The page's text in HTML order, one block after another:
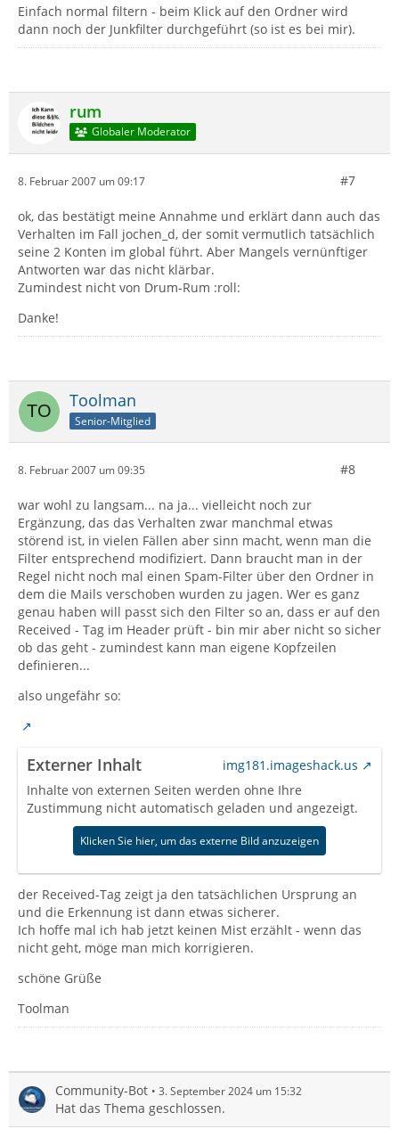
Einfach normal filtern - beim Klick auf den Ordner wird
dann noch der Junkfilter durchgeführt (so ist es bei mir).
rum
Globaler Moderator
8. Februar 2007 um 09:17 #7
ok, das bestätigt meine Annahme und erklärt dann auch das
Verhalten im Fall jochen_d, der somit vermutlich tatsächlich
seine 2 Konten im global führt. Aber Mangels vernünftiger
Antworten war das nicht klärbar.
Zumindest nicht von Drum-Rum :roll:
Danke!
Toolman
Senior-Mitglied
8. Februar 2007 um 09:35 #8
war wohl zu langsam... na ja... vielleicht noch zur
Ergänzung, das das Verhalten zwar manchmal etwas
störend ist, in vielen Fällen aber sinn macht, wenn man die
Filter entsprechend modifiziert. Dann braucht man in der
Regel nicht noch mal einen Spam-Filter über den Ordner in
dem die Mails verschoben wurden zu jagen. Wer es ganz
genau haben will passt sich den Filter so an, dass er auf den
Received - Tag im Header prüft - bin mir aber nicht so sicher
ob das geht - zumindest kann man eigene Kopfzeilen
definieren...
also ungefähr so:
Externer Inhalt
img181.imageshack.us
Inhalte von externen Seiten werden ohne Ihre
Zustimmung nicht automatisch geladen und angezeigt.
Klicken Sie hier, um das externe Bild anzuzeigen
der Received-Tag zeigt ja den tatsächlichen Ursprung an
und die Erkennung ist dann etwas sicherer.
Ich hoffe mal ich hab jetzt keinen Mist erzählt - wenn das
nicht geht, möge man mich korrigieren.
schöne Grüße
Toolman
Community-Bot 3. September 2024 um 15:32
Hat das Thema geschlossen.